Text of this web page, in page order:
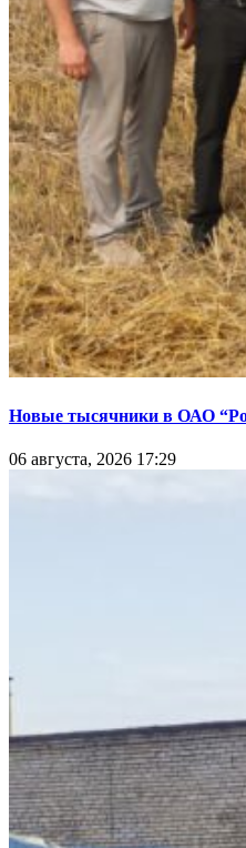
Новые тысячники в ОАО
06 августа, 2026 17:29